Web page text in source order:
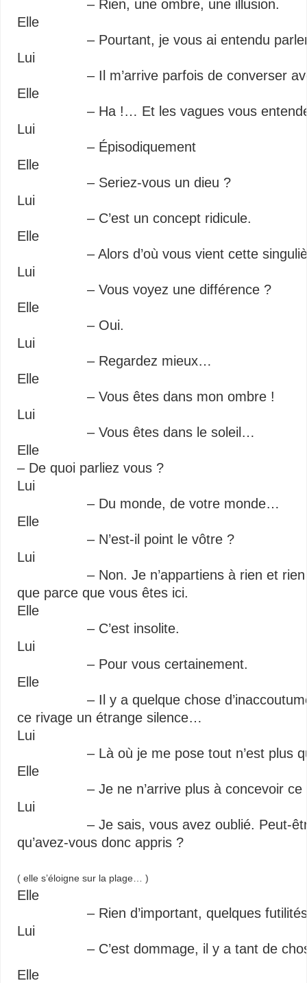
– Rien, une ombre, une illusion.
Elle
– Pourtant, je vous ai entendu
Lui
– Il m’arrive parfois de converser
Elle
– Ha !… Et les vagues vous
Lui
– Épisodiquement
Elle
– Seriez-vous un dieu ?
Lui
– C’est un concept ridicule.
Elle
– Alors d’où vous vient cette
Lui
– Vous voyez une différence ?
Elle
– Oui.
Lui
– Regardez mieux…
Elle
– Vous êtes dans mon ombre !
Lui
– Vous êtes dans le soleil…
Elle
– De quoi parliez vous ?
Lui
– Du monde, de votre monde…
Elle
– N’est-il point le vôtre ?
Lui
– Non. Je n’appartiens à rien et rien ne
que parce que vous êtes ici.
Elle
– C’est insolite.
Lui
– Pour vous certainement.
Elle
– Il y a quelque chose d’inaccoutumé ;
ce rivage un étrange silence…
Lui
– Là où je me pose tout n’est plus
Elle
– Je ne n’arrive plus à concevoir ce
Lui
– Je sais, vous avez oublié. Peut-être
qu’avez-vous donc appris ?
( elle s’éloigne sur la plage… )
Elle
– Rien d’important, quelques futilités
Lui
– C’est dommage, il y a tant de
Elle